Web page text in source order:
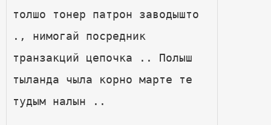
толшо тонер патрон заводышто
., нимогай посредник
транзакций цепочка .. Полыш
тыланда чыла корно марте те
тудым налын ..